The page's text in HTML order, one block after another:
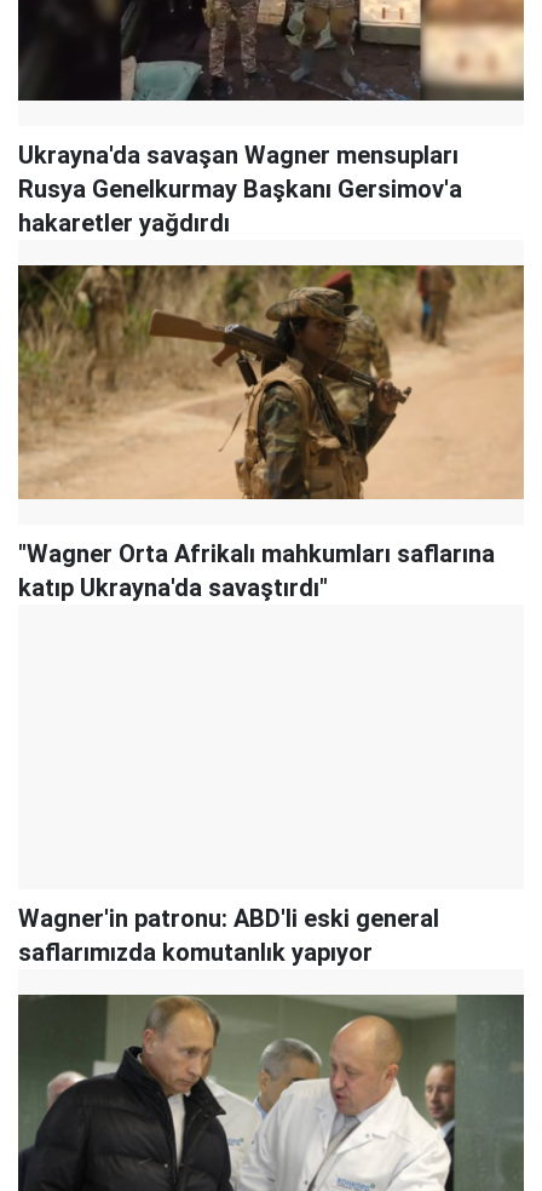
Ukrayna'da savaşan Wagner mensupları
Rusya Genelkurmay Başkanı Gersimov'a
hakaretler yağdırdı
"Wagner Orta Afrikalı mahkumları saflarına
katıp Ukrayna'da savaştırdı"
Wagner'in patronu: ABD'li eski general
saflarımızda komutanlık yapıyor